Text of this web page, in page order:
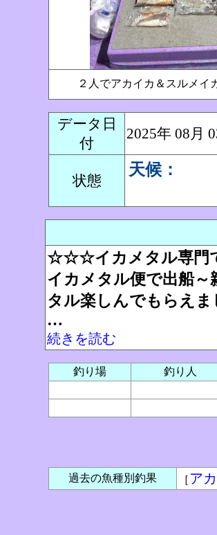
２人でアカイカ＆スルメ
データ日
付
2025年 08
状態
天候：
☆☆☆イカメタル専門
イカメタル便で出船
タル楽しんでもらえま
…
続きを読む
釣り場 釣り人
過去の魚種別釣果 ［ ア